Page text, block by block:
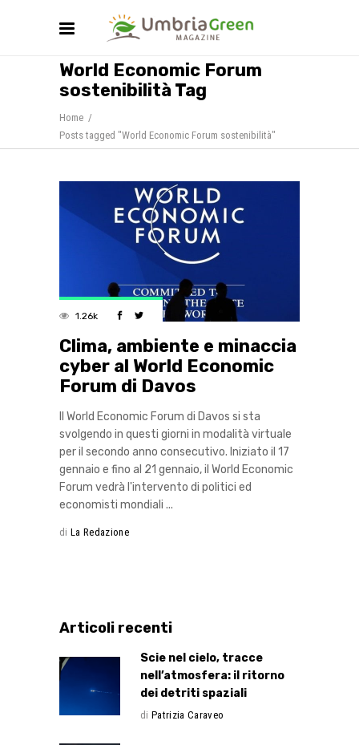
World Economic Forum
sostenibilità Tag
Home /
Posts tagged "World Economic Forum sostenibilità"
1.26k
Clima, ambiente e minaccia
cyber al World Economic
Forum di Davos
Il World Economic Forum di Davos si sta
svolgendo in questi giorni in modalità virtuale
per il secondo anno consecutivo. Iniziato il 17
gennaio e fino al 21 gennaio, il World Economic
Forum vedrà l'intervento di politici ed
economisti mondiali
di La Redazione
Articoli recenti
Scie nel cielo, tracce
nell’atmosfera: il ritorno
dei detriti spaziali
di Patrizia Caraveo